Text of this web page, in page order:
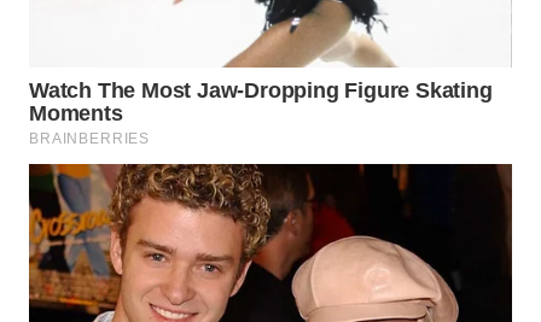
WALINKI
ID
MAWAKA
ID
MARTABAT
NET